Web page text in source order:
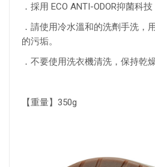
．採用 ECO ANTI-ODOR抑菌科
．請使用冷水溫和的洗劑手洗，
的污垢。
．不要使用洗衣機清洗，保持乾
【重量】350g